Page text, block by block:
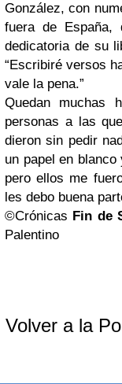
González, con
fuera de España,
dedicatoria de su
“Escribiré versos
vale la pena.”
Quedan muchas
personas a las
dieron sin pedir
un papel en
pero ellos me
les debo buena
©Crónicas Fin de
Palentino
Volver a la